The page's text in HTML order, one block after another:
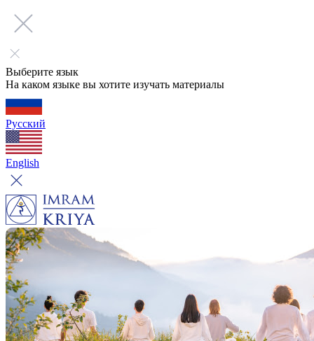
Выберите язык
На каком языке вы хотите изучать материалы
Русский
English